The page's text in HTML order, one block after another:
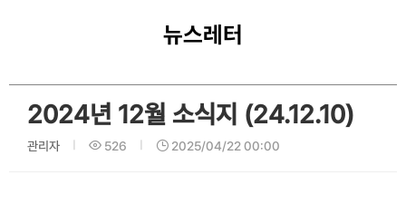
뉴스레터
2024년 12월 소식지 (24.12.10)
관리자 526 2025/04/22 00:00